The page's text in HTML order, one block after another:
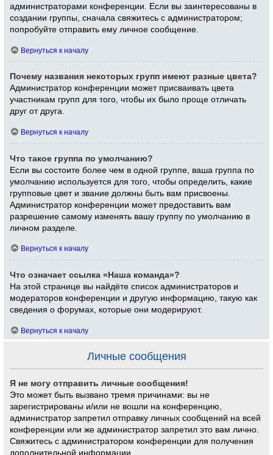
администраторами конференции. Если вы заинтересованы в
создании группы, сначала свяжитесь с администратором;
попробуйте отправить ему личное сообщение.
Вернуться к началу
Почему названия некоторых групп имеют разные цвета?
Администратор конференции может присваивать цвета
участникам групп для того, чтобы их было проще отличать
друг от друга.
Вернуться к началу
Что такое группа по умолчанию?
Если вы состоите более чем в одной группе, ваша группа по
умолчанию используется для того, чтобы определить, какие
групповые цвет и звание должны быть вам присвоены.
Администратор конференции может предоставить вам
разрешение самому изменять вашу группу по умолчанию в
личном разделе.
Вернуться к началу
Что означает ссылка «Наша команда»?
На этой странице вы найдёте список администраторов и
модераторов конференции и другую информацию, такую как
сведения о форумах, которые они модерируют.
Вернуться к началу
Личные сообщения
Я не могу отправить личные сообщения!
Это может быть вызвано тремя причинами: вы не
зарегистрированы и/или не вошли на конференцию,
администратор запретил отправку личных сообщений на всей
конференции или же администратор запретил это вам лично.
Свяжитесь с администратором конференции для получения
дополнительной информации.